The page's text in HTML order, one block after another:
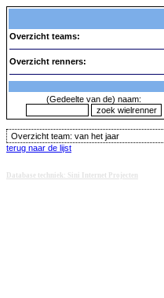
Overzicht teams:
Overzicht renners:
(Gedeelte van de) naam:
Overzicht team: van het jaar
terug naar de lijst
Database techniek: Sini Internet Projecten